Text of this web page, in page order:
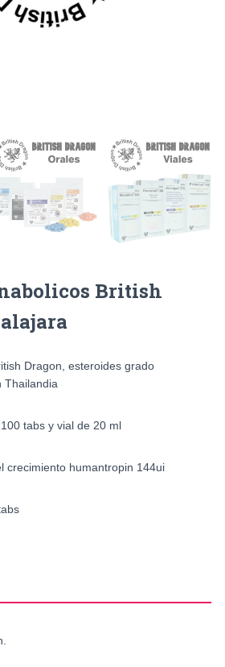
British
Dragon, esteroides grado
Thailandia
tabs y vial de 20 ml
crecimiento humantropin 144ui